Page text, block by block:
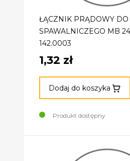
ŁĄCZNIK PRĄDOWY DO
SPAWALNICZEGO MB
142.0003
1,32 zł
Dodaj do koszyka
Produkt dostępny